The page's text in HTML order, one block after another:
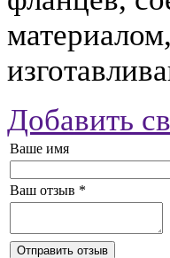
Добавить
Ваше имя
Ваш отзыв *
Отправить отзыв